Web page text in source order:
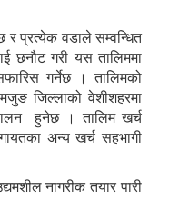
र प्रत्येक वडाले सम्वन्धित
छनौट गरी यस तालिममा
गर्नेछ । तालिमको
जिल्लाको वेशीशहरमा
हुनेछ । तालिम खर्च
अन्य खर्च सहभागी
नागरीक तयार पारी